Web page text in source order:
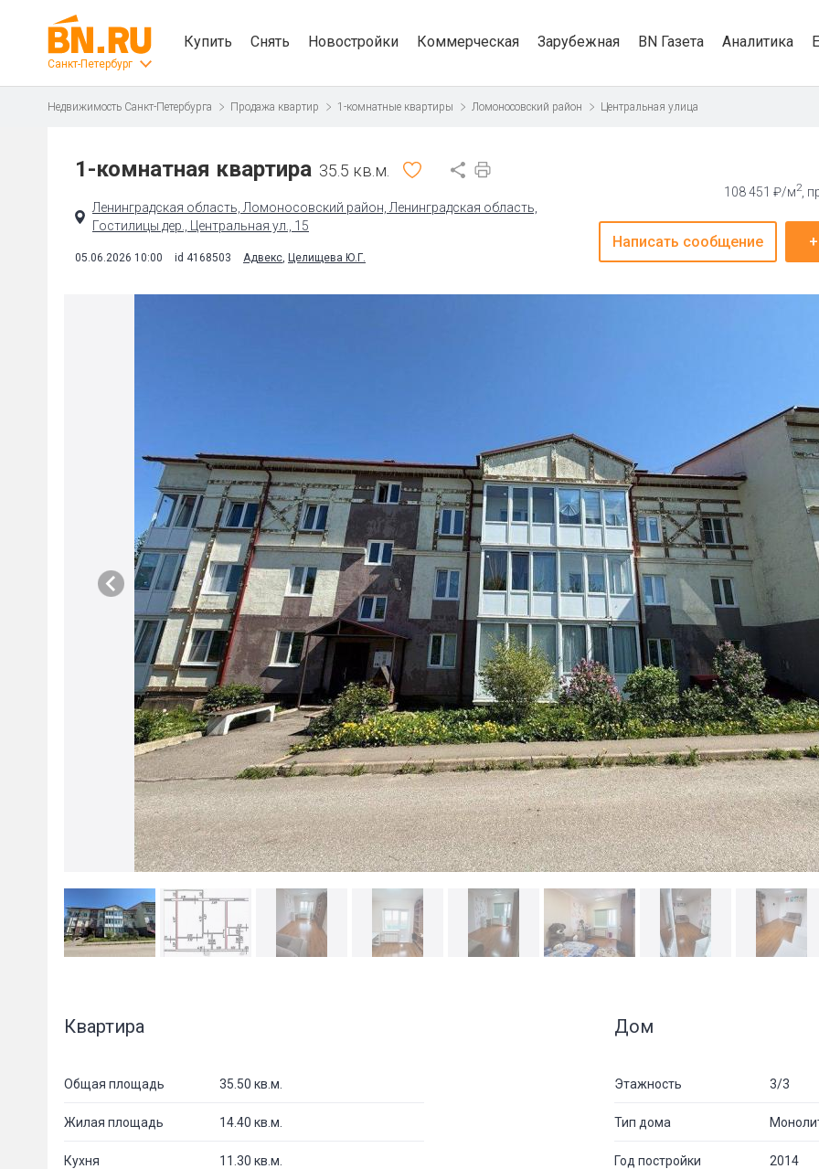
Санкт-Петербург
Купить Снять Новостройки Коммерческая Зарубежная BN Газета Аналитика
Недвижимость Санкт-Петербурга Продажа квартир 1-комнатные квартиры Ломоносовский район Центральная улица
1-комнатная квартира 35.5 кв.м.
Ленинградская область, Ломоносовский район, Ленинградская область,
Гостилицы дер., Центральная ул., 15
05.06.2026 10:00 id 4168503 Адвекс, Целищева Ю.Г.
108 451 ₽/м2,
Написать сообщение
Квартира
Общая площадь 35.50 кв.м.
Жилая площадь 14.40 кв.м.
Кухня 11.30 кв.м.
Дом
Этажность 3/3
Тип дома
Год постройки 2014